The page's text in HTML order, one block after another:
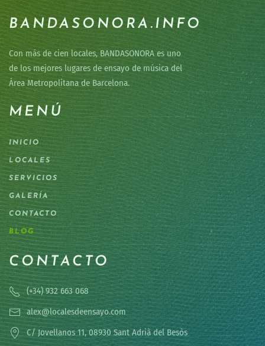
BANDASONORA.INFO
Con más de cien locales, BANDASONORA es uno
de los mejores lugares de ensayo de música del
Área Metropolitana de Barcelona.
MENÚ
INICIO
LOCALES
SERVICIOS
GALERÍA
CONTACTO
BLOG
CONTACTO
(+34) 932 663 068
alex@localesdeensayo.com
C/ Jovellanos 11, 08930 Sant Adrià del Besòs